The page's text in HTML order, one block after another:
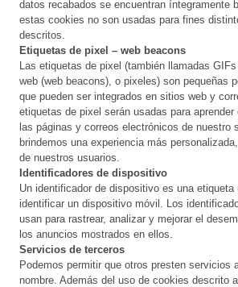
datos recabados se encuentran íntegramente
estas cookies no son usadas para fines
descritos.
Etiquetas de pixel – web beacons
Las etiquetas de pixel (también llamadas
web (web beacons), o pixeles) son pequeñas
que pueden ser integrados en sitios web y
etiquetas de pixel serán usadas para
las páginas y correos electrónicos de nuestro
brindemos una experiencia más
de nuestros usuarios.
Identificadores de dispositivo
Un identificador de dispositivo es una etiqueta
identificar un dispositivo móvil. Los
usan para rastrear, analizar y mejorar el
los anuncios mostrados en ellos.
Servicios de terceros
Podemos permitir que otros presten servicios
nombre. Además del uso de cookies descrito